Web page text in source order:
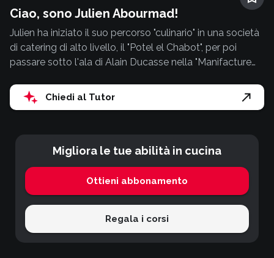
Ciao, sono Julien Abourmad!
Julien ha iniziato il suo percorso "culinario" in una società
di catering di alto livello, il "Potel el Chabot", per poi
passare sotto l'ala di Alain Ducasse nella "Manifacture
trasferisce in Australia, dove lavora in diverse pasticcerie
per acquisire ancora più conoscenza ed esperienza. Al
Chiedi al Tutor
Migliora le tue abilità in cucina
Ottieni abbonamento
Regala i corsi